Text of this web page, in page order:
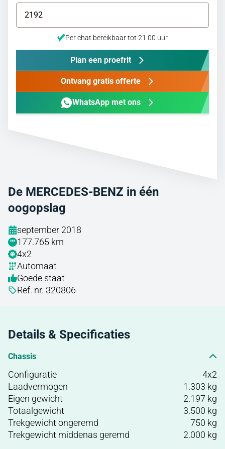
De MERCEDES-BENZ in één
oogopslag
september 2018
177.765 km
4x2
Automaat
Goede staat
Ref. nr. 320806
Details & Specificaties
Chassis
Configuratie
4x2
Laadvermogen
1.303 kg
Eigen gewicht
2.197 kg
Totaalgewicht
3.500 kg
Trekgewicht ongeremd
750 kg
Trekgewicht middenas geremd
2.000 kg
Per chat bereikbaar tot 21.00 uur
Plan een proefrit
Ontvang gratis offerte
WhatsApp met ons